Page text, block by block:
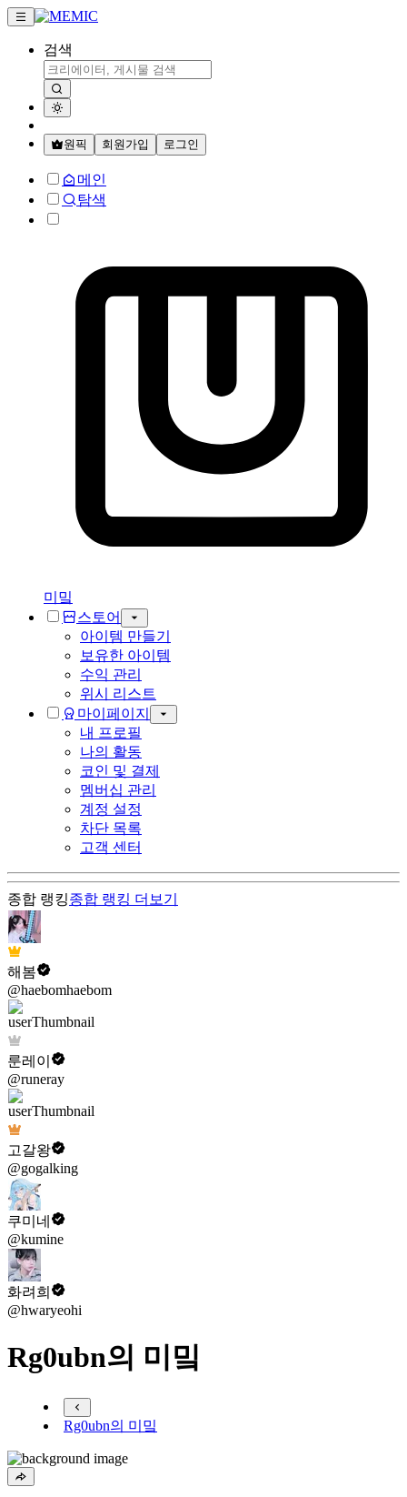
검색
원픽 회원가입 로그인
메인
탐색
미밐
스토어
아이템 만들기
보유한 아이템
수익 관리
위시 리스트
마이페이지
내 프로필
나의 활동
코인 및 결제
멤버십 관리
계정 설정
차단 목록
고객 센터
종합 랭킹종합 랭킹 더보기
해봄
@haebomhaebom
룬레이
@runeray
고갈왕
@gogalking
쿠미네
@kumine
화려희
@hwaryeohi
Rg0ubn의 미밐
Rg0ubn의 미밐